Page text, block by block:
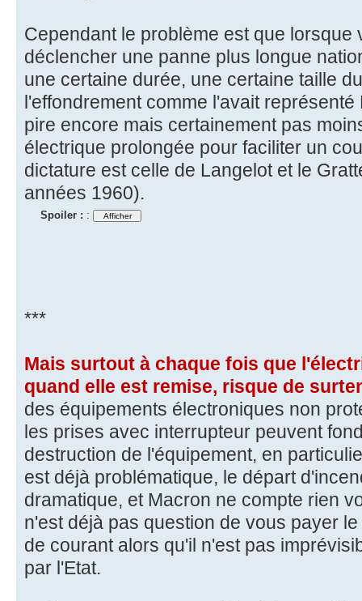
Cependant le problème est que
déclencher une panne plus longue
une certaine durée, une certaine taille
l'effondrement comme l'avait
pire encore mais certainement pas
électrique prolongée pour faciliter un
dictature est celle de Langelot et le
années 1960).
Spoiler : :
***
Mais surtout à chaque fois que
quand elle est remise, risque de
des équipements électroniques non
les prises avec interrupteur peuvent
destruction de l'équipement, en
est déjà problématique, le départ
dramatique, et Macron ne compte rien
n'est déjà pas question de vous payer
de courant alors qu'il n'est pas
par l'Etat.